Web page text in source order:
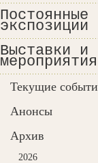
Постоянные
экспозиции
Выставки и
мероприятия
Текущие
Анонсы
Архив
2026